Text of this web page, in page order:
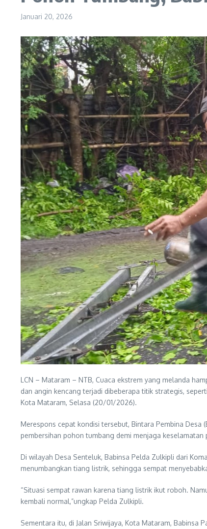
Januari 20, 2026
LCN – Mataram – NTB, Cuaca ekstrem yang melanda
dan angin kencang terjadi dibeberapa titik strategis,
Kota Mataram, Selasa (20/01/2026).
Merespons cepat kondisi tersebut, Bintara Pembina
pembersihan pohon tumbang demi menjaga
Di wilayah Desa Senteluk, Babinsa Pelda Zulkipli dari
menumbangkan tiang listrik, sehingga sempat
“Situasi sempat rawan karena tiang listrik ikut roboh.
kembali normal,”ungkap Pelda Zulkipli.
Sementara itu, di Jalan Sriwijaya, Kota Mataram,